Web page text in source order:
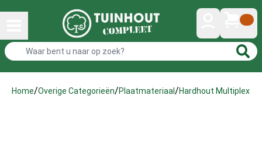
Home/Overige Categorieën/Plaatmateriaal /Hardhout Multiplex